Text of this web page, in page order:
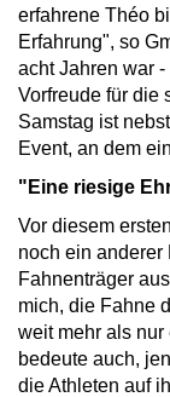
erfahrene Théo
Erfahrung", so
acht Jahren war
Vorfreude für die
Samstag ist
Event, an dem
"Eine riesige
Vor diesem
noch ein
Fahnenträger
mich, die Fahne
weit mehr als
bedeute auch,
die Athleten auf